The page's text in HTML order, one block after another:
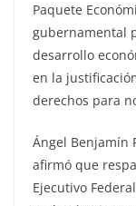
Paquete
gubernamental
desarrollo
en la
derechos para
Ángel Benjamín
afirmó que
Ejecutivo